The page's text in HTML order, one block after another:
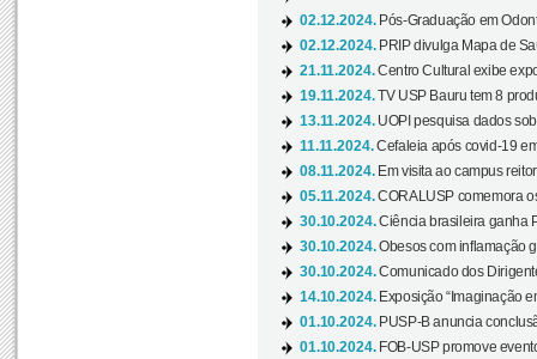
02.12.2024. Pós-Graduação em
02.12.2024. PRIP divulga Mapa de
21.11.2024.Centro Cultural exibe
19.11.2024.TV USP Bauru tem 8
13.11.2024. UOPI pesquisa dados
11.11.2024.Cefaleia após covid-19
08.11.2024. Em visita ao campus
05.11.2024.CORALUSP comemora
30.10.2024.Ciência brasileira ganha
30.10.2024.Obesos com inflamação
30.10.2024.Comunicado dos
14.10.2024. Exposição “Imaginação
01.10.2024. PUSP-B anuncia
01.10.2024. FOB-USP promove